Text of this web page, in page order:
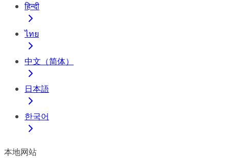
हिन्दी
ไทย
中文（简体）
日本語
한국어
本地网站